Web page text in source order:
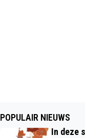
POPULAIR NIEUWS
In deze